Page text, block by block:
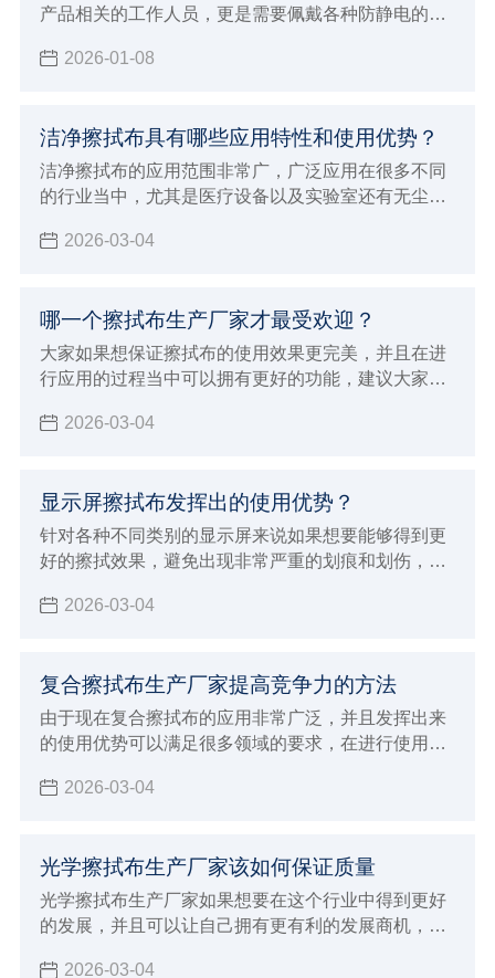
产品相关的工作人员，更是需要佩戴各种防静电的护
到防静电，很多小伙伴也会想知道防静电手环对人体
2026-01-08
洁净擦拭布具有哪些应用特性和使用优势？
洁净擦拭布的应用范围非常广，广泛应用在很多不同
的行业当中，尤其是医疗设备以及实验室还有无尘车
以才会在一些重要的行业领域当中进行使用，能够让
用，也确实会发挥出很好的使用优势，下面就来为大
家介绍洁净擦拭布具体特征和优势。
2026-03-04
哪一个擦拭布生产厂家才最受欢迎？
大家如果想保证擦拭布的使用效果更完美，并且在进
行应用的过程当中可以拥有更好的功能，建议大家必
买，自然就可以保证使用的效果更加完美，如果想要
2026-03-04
显示屏擦拭布发挥出的使用优势？
针对各种不同类别的显示屏来说如果想要能够得到更
好的擦拭效果，避免出现非常严重的划痕和划伤，建
拭，这样才可以保证清洁的效果更加完美
2026-03-04
复合擦拭布生产厂家提高竞争力的方法
由于现在复合擦拭布的应用非常广泛，并且发挥出来
的使用优势可以满足很多领域的要求，在进行使用的
的使用体验能够发挥出更好的功能性，大众消费者在
景非常广阔，但是竞争力也是非常激烈，如果想要得
到大众消费者的支持和认可，并且能够给予非常高的
好评，一定要注意下面这些提高竞争力的方法。
2026-03-04
光学擦拭布生产厂家该如何保证质量
光学擦拭布生产厂家如果想要在这个行业中得到更好
的发展，并且可以让自己拥有更有利的发展商机，建
2026-03-04